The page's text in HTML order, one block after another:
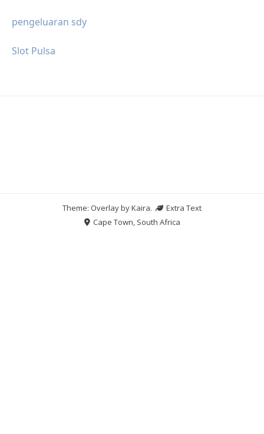
pengeluaran sdy
Slot Pulsa
Theme: Overlay byKaira.
Extra Text
Cape Town, South Africa